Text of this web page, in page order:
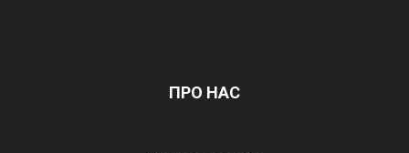
ПРО НАС